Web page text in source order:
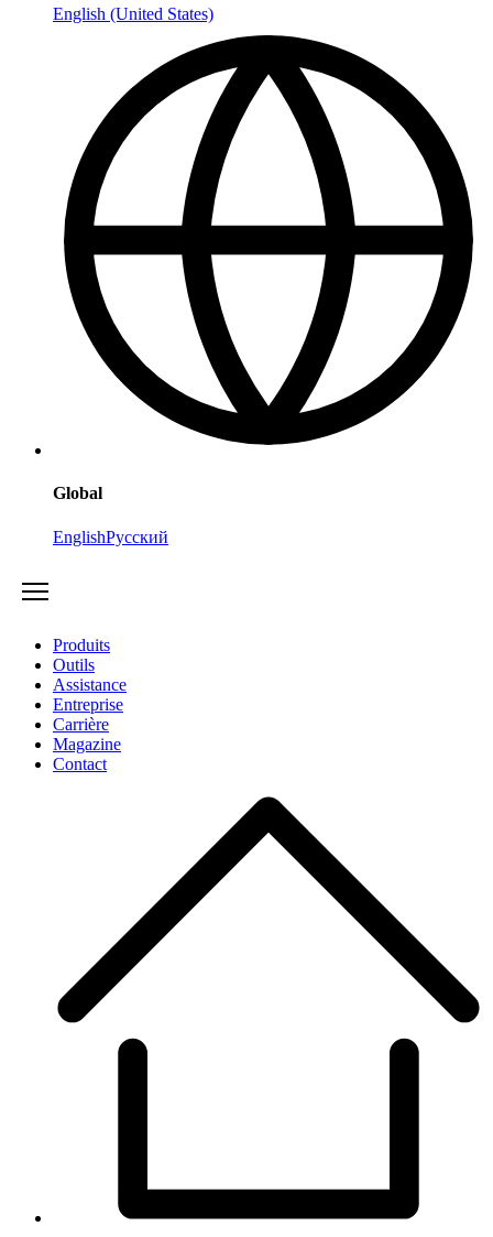
English (United States)
Global
EnglishРусский
Produits
Outils
Assistance
Entreprise
Carrière
Magazine
Contact